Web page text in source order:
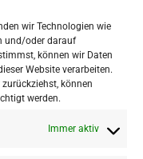
wir Technologien wie
und/oder darauf
können wir Daten
Website verarbeiten.
können
werden.
Immer aktiv
STUDIO